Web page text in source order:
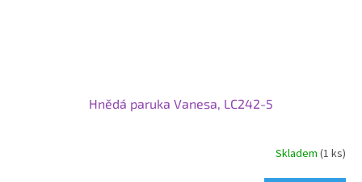
Hnědá paruka Vanesa, LC242-5
Skladem (1 ks)